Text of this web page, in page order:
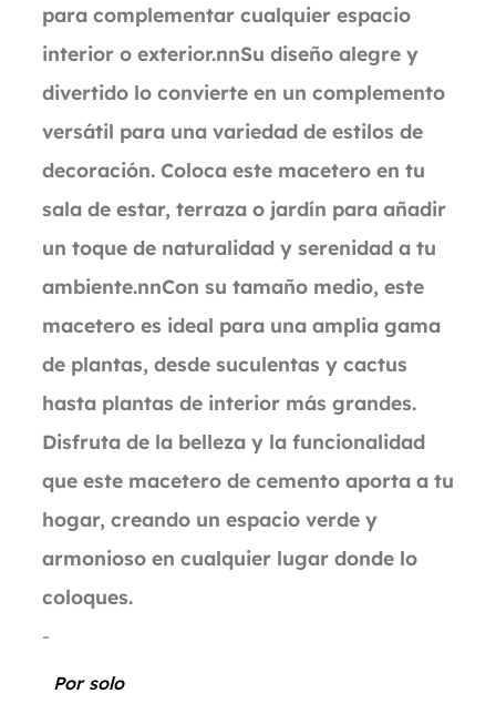
para complementar cualquier espacio
interior o exterior.nnSu diseño alegre y
divertido lo convierte en un complemento
versátil para una variedad de estilos de
decoración. Coloca este macetero en tu
sala de estar, terraza o jardín para añadir
un toque de naturalidad y serenidad a tu
ambiente.nnCon su tamaño medio, este
macetero es ideal para una amplia gama
de plantas, desde suculentas y cactus
hasta plantas de interior más grandes.
Disfruta de la belleza y la funcionalidad
que este macetero de cemento aporta a tu
hogar, creando un espacio verde y
armonioso en cualquier lugar donde lo
coloques.
-
Por solo